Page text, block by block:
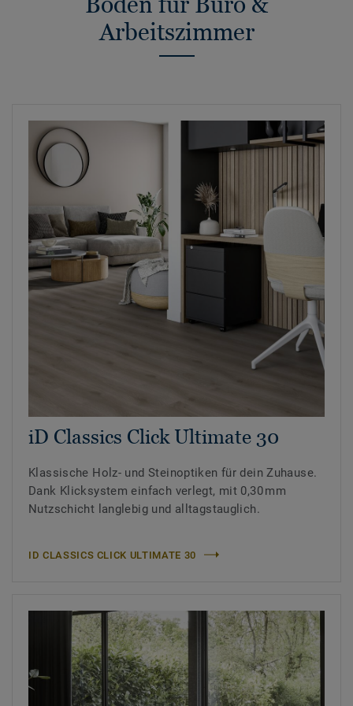
Arbeitszimmer
iD Classics Click Ultimate 30
Klassische Holz- und Steinoptiken für dein Zuhause.
Dank Klicksystem einfach verlegt, mit 0,30 mm
Nutzschicht langlebig und alltagstauglich.
ID CLASSICS CLICK ULTIMATE 30